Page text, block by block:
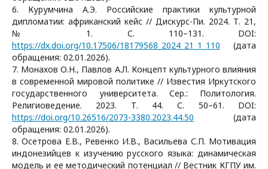
6. Курумчина А.Э. Российские практики культурной
дипломатии: африканский кейс // Дискурс-Пи. 2024. Т. 21,
№ 1. С. 110–131. DOI:
https://dx.doi.org/10.17506/18179568_2024_21_1_110 (дата
обращения: 02.01.2026).
7. Монахов О.Н., Павлов А.Л. Концепт культурного влияния
в современной мировой политике // Известия Иркутского
государственного университета. Сер.: Политология.
Религиоведение. 2023. Т. 44. С. 50–61. DOI:
https://doi.org/10.26516/2073-3380.2023.44.50 (дата
обращения: 02.01.2026).
8. Осетрова Е.В., Ревенко И.В., Васильева С.П. Мотивация
индонезийцев к изучению русского языка: динамическая
модель и ее методический потенциал // Вестник КГПУ им.